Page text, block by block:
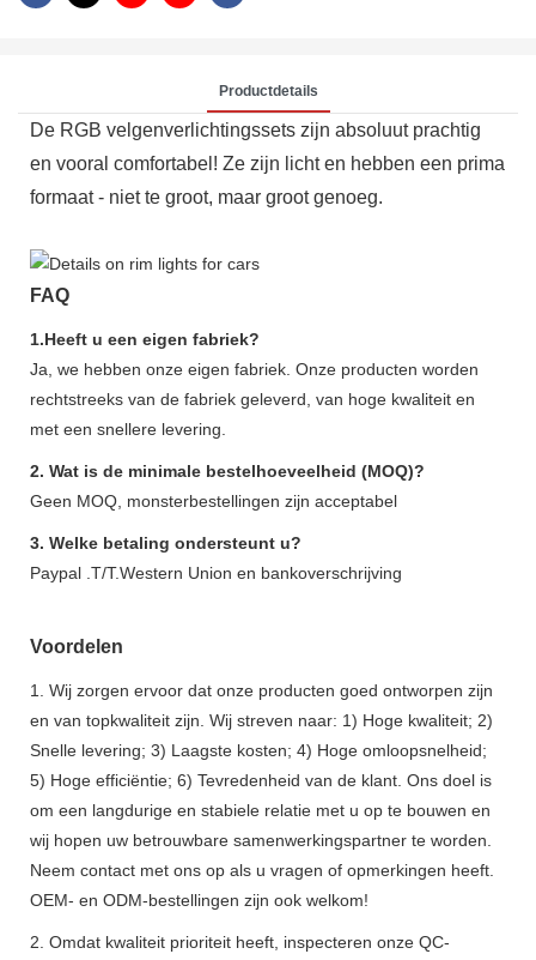
Productdetails
De RGB velgenverlichtingssets zijn absoluut prachtig
en vooral comfortabel! Ze zijn licht en hebben een prima
formaat - niet te groot, maar groot genoeg.
FAQ
1.Heeft u een eigen fabriek?
Ja, we hebben onze eigen fabriek. Onze producten worden
rechtstreeks van de fabriek geleverd, van hoge kwaliteit en
met een snellere levering.
2. Wat is de minimale bestelhoeveelheid (MOQ)?
Geen MOQ, monsterbestellingen zijn acceptabel
3. Welke betaling ondersteunt u?
Paypal .T/T.Western Union en bankoverschrijving
Voordelen
1. Wij zorgen ervoor dat onze producten goed ontworpen zijn
en van topkwaliteit zijn. Wij streven naar: 1) Hoge kwaliteit; 2)
Snelle levering; 3) Laagste kosten; 4) Hoge omloopsnelheid;
5) Hoge efficiëntie; 6) Tevredenheid van de klant. Ons doel is
om een ​​langdurige en stabiele relatie met u op te bouwen en
wij hopen uw betrouwbare samenwerkingspartner te worden.
Neem contact met ons op als u vragen of opmerkingen heeft.
OEM- en ODM-bestellingen zijn ook welkom!
2. Omdat kwaliteit prioriteit heeft, inspecteren onze QC-